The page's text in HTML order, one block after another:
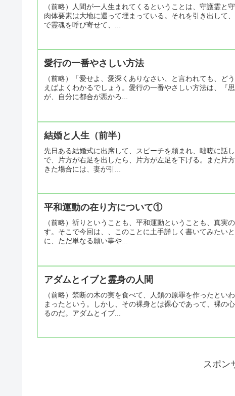
（前略）人間が一人生まれてくるということは、守護霊
肉体要素は大地に還って埋まっている。それを引き出して
で霊魂を呼び寄せて、...
愛行の一番やさしい方法
（前略）「愛せよ、愛深くありなさい、と言われても、
えばよくわかるでしょう。愛行の一番やさしい方法は、『
が、自分に都合が悪かろ...
結婚と人生（前半）
先日ある結婚式に出席して、スピーチを頼まれ、咄嗟に話
で、片方が右足を出したら、片方が左足を下げる。また片
きた場合には、妻が引...
平和運動の在り方について①
（前略）祈りということも、平和運動ということも、真
す。そこで今回は、、このことに土手詳しく書いてみたい
に、ただ単なる願い事や...
アダムとイブと霊身の人間
（前略）禁断の木の実を食べて、人類の原罪を作ったと
まったという。しかし、その裸身とは裸心であって、裸の
るのだ。アダムとイブ...
スポン